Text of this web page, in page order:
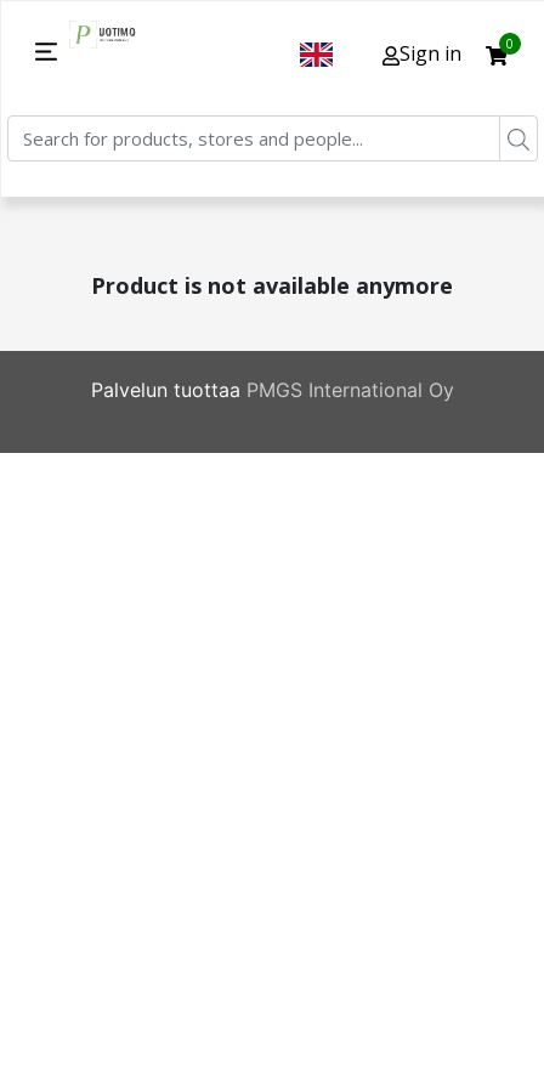
Sign in 0
Product is not available anymore
Palvelun tuottaa PMGS International Oy